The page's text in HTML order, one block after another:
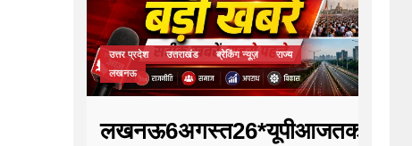
उत्तर प्रदेश उत्तराखंड ब्रेकिंग न्यूज़
राज्य
लखनऊ
लखनऊ6अगस्त26*यूपीआजतक